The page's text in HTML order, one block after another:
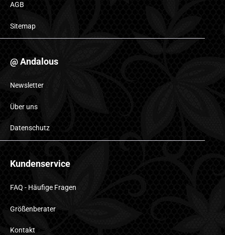
AGB
Sitemap
@ Andalous
Newsletter
Über uns
Datenschutz
Kundenservice
FAQ - Häufige Fragen
Größenberater
Kontakt